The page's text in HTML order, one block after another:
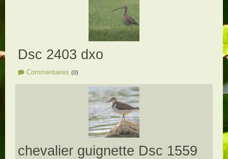
Dsc 2403 dxo
Commentaires (0)
chevalier guignette Dsc 1559